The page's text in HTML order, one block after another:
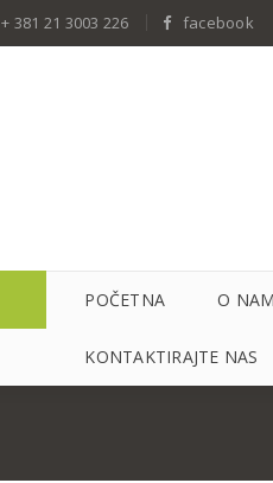
+ 381 21 3003 226 facebook
POČETNA O
KONTAKTIRAJTE NAS